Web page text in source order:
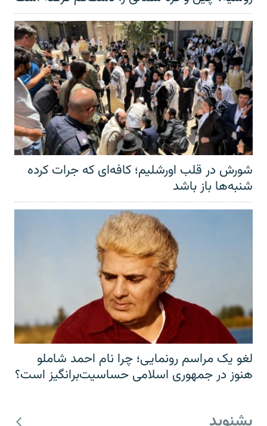
شورش در قلب اورشلیم؛ کافه‌ای که جرات کرده
شنبه‌ها باز باشد
لغو یک مراسم رونمایی؛ چرا نام احمد شاملو
هنوز در جمهوری اسلامی حساسیت‌برانگیز است؟